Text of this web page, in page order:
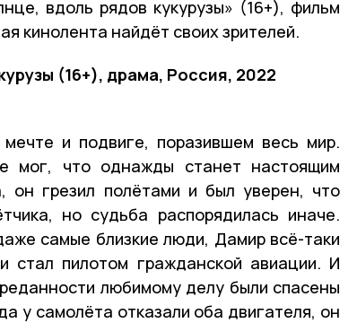
вдоль рядов кукурузы» (16+), фильм
кинолента найдёт своих зрителей.
(16+), драма, Россия, 2022
и подвиге, поразившем весь мир.
мог, что однажды станет настоящим
он грезил полётами и был уверен, что
но судьба распорядилась иначе.
самые близкие люди, Дамир всё-таки
стал пилотом гражданской авиации. И
любимому делу были спасены
у самолёта отказали оба двигателя, он